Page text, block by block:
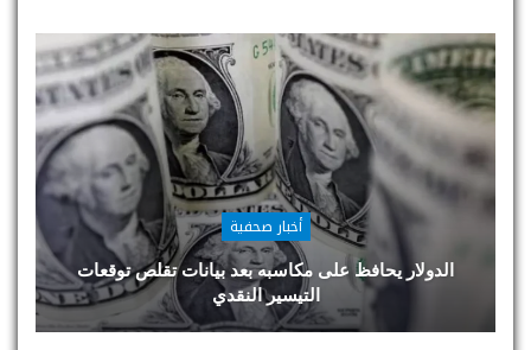
أخبار صحفية
الدولار يحافظ على مكاسبه بعد بيانات تقلص توقعات
التيسير النقدي